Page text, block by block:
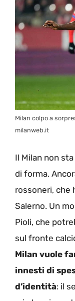
Milan colpo a
milanweb.it
Il Milan non
di forma.
rossoneri, che
Salerno. Un
Pioli, che
sul fronte
Milan vuole
innesti di
d’identità: il